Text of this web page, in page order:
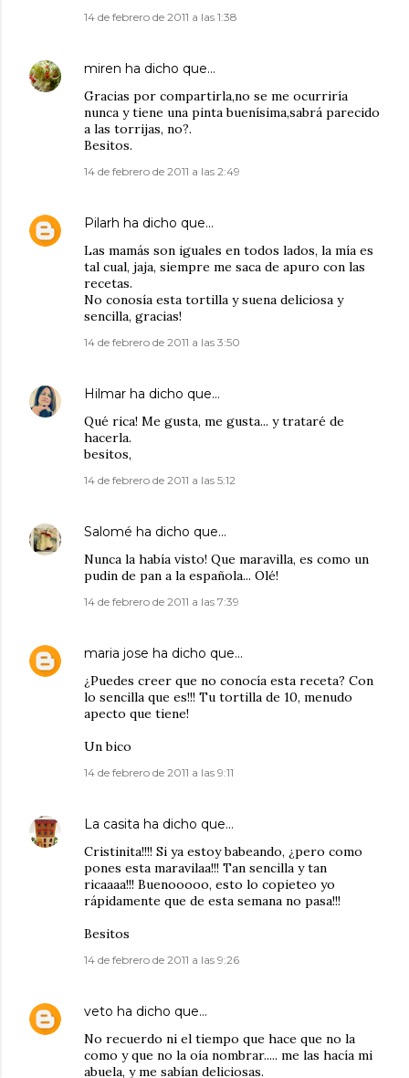
14 de febrero de 2011 a las 1:38
miren ha dicho que…
Gracias por compartirla,no se me ocurriría
nunca y tiene una pinta buenísima,sabrá parecido
a las torrijas, no?.
Besitos.
14 de febrero de 2011 a las 2:49
Pilarh ha dicho que…
Las mamás son iguales en todos lados, la mía es
tal cual, jaja, siempre me saca de apuro con las
recetas.
No conosía esta tortilla y suena deliciosa y
sencilla, gracias!
14 de febrero de 2011 a las 3:50
Hilmar ha dicho que…
Qué rica! Me gusta, me gusta... y trataré de
hacerla.
besitos,
14 de febrero de 2011 a las 5:12
Salomé ha dicho que…
Nunca la había visto! Que maravilla, es como un
pudin de pan a la española... Olé!
14 de febrero de 2011 a las 7:39
maria jose ha dicho que…
¿Puedes creer que no conocía esta receta? Con
lo sencilla que es!!! Tu tortilla de 10, menudo
apecto que tiene!
Un bico
14 de febrero de 2011 a las 9:11
La casita ha dicho que…
Cristinita!!!! Si ya estoy babeando, ¿pero como
pones esta maravilaa!!! Tan sencilla y tan
ricaaaa!!! Buenooooo, esto lo copieteo yo
rápidamente que de esta semana no pasa!!!
Besitos
14 de febrero de 2011 a las 9:26
veto ha dicho que…
No recuerdo ni el tiempo que hace que no la
como y que no la oía nombrar..... me las hacía mi
abuela, y me sabían deliciosas.